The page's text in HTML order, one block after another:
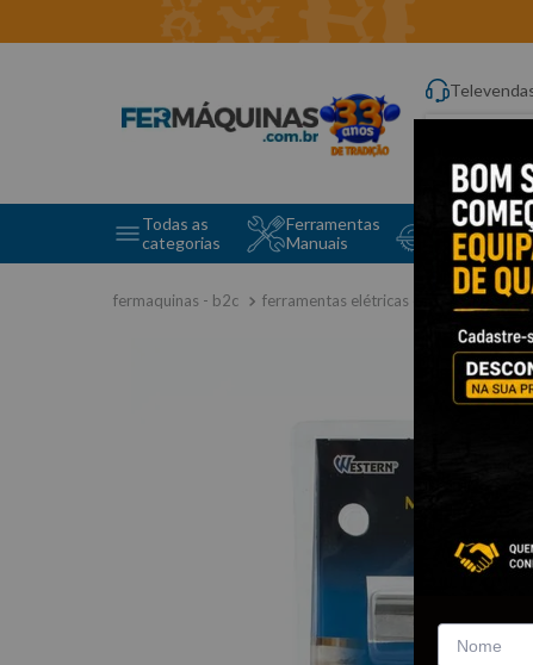
Digite aqui o
Todas as
categorias
Ferramentas
Manuais
e Máquinas
ferramentas elétricas e máquinas